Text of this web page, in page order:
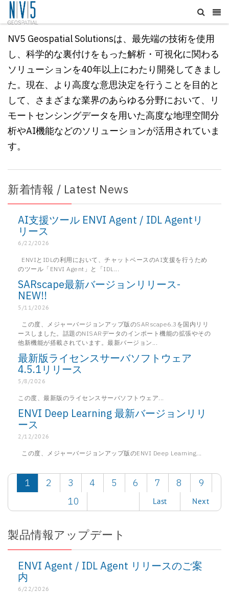
NV5 Geospatial Solutionsは、最先端の技術を使用
し、科学的な裏付けをもった解析・可視化に関わる
ソリューションを40年以上にわたり開発してきまし
た。現在、 より高度な意思決定を行うことを目的と
して、 さまざまな業界のあらゆる分野において、リ
モートセンシングデータを用いた高度な地理空間分
析やAI機能などのソリューションが活用されていま
す。
新着情報 / Latest News
AI支援ツール ENVI Agent / IDL Agentリ
リース
6/22/2026
ENVIとIDLの利用において、チャットベースのAI支援を行うため
のツール「ENVI Agent」と「IDL...
SARscape最新バージョンリリース-
NEW!!
5/11/2026
この度、メジャーバージョンアップ版のSARscape6.3を国内リリ
ースしました。話題のNISARデータのインポート機能の拡張やその
他新機能が搭載されています。最新バージョン...
最新版ライセンスサーバソフトウェア
4.5.1リリース
5/8/2026
この度、最新版のライセンスサーバソフトウェア...
ENVI Deep Learning 最新バージョンリリ
ース
2/12/2026
この度、メジャーバージョンアップ版のENVI Deep Learning...
1 2 3 4 5 6 7 8
9
10
Next
Last
製品情報アップデート
ENVI Agent / IDL Agent リリースのご案
内
6/22/2026